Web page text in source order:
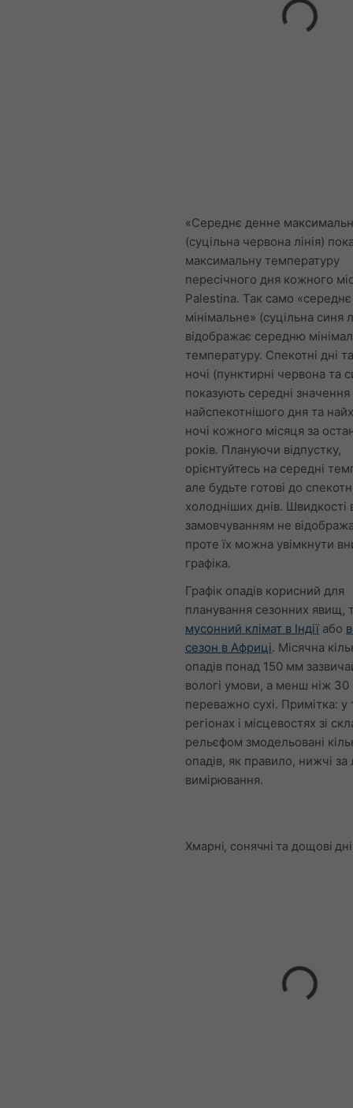
«Середнє денне
(суцільна червона лінія)
максимальну температуру
пересічного дня кожного
Palestina. Так само
мінімальне» (суцільна синя
відображає середню
температуру. Спекотні дні
ночі (пунктирні червона та
показують середні значення
найспекотнішого дня та
ночі кожного місяця за
років. Плануючи відпустку,
орієнтуйтесь на середні
але будьте готові до
холодніших днів. Швидкості
замовчуванням не
проте їх можна увімкнути
графіка.
Графік опадів корисний для
планування сезонних явищ,
мусонний клімат в Індії або
сезон в Африці. Місячна
опадів понад 150 мм
вологі умови, а менш ніж
переважно сухі. Примітка: у
регіонах і місцевостях зі
рельєфом змодельовані
опадів, як правило, нижчі за
вимірювання.
Хмарні, сонячні та дощові дні